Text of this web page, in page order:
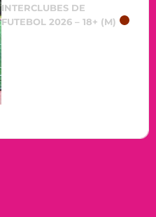
INTERCLUBES DE
FUTEBOL 2026 – 18+ (M)